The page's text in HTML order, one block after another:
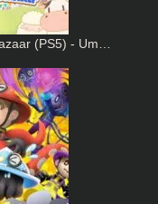
(PS5) - Um…